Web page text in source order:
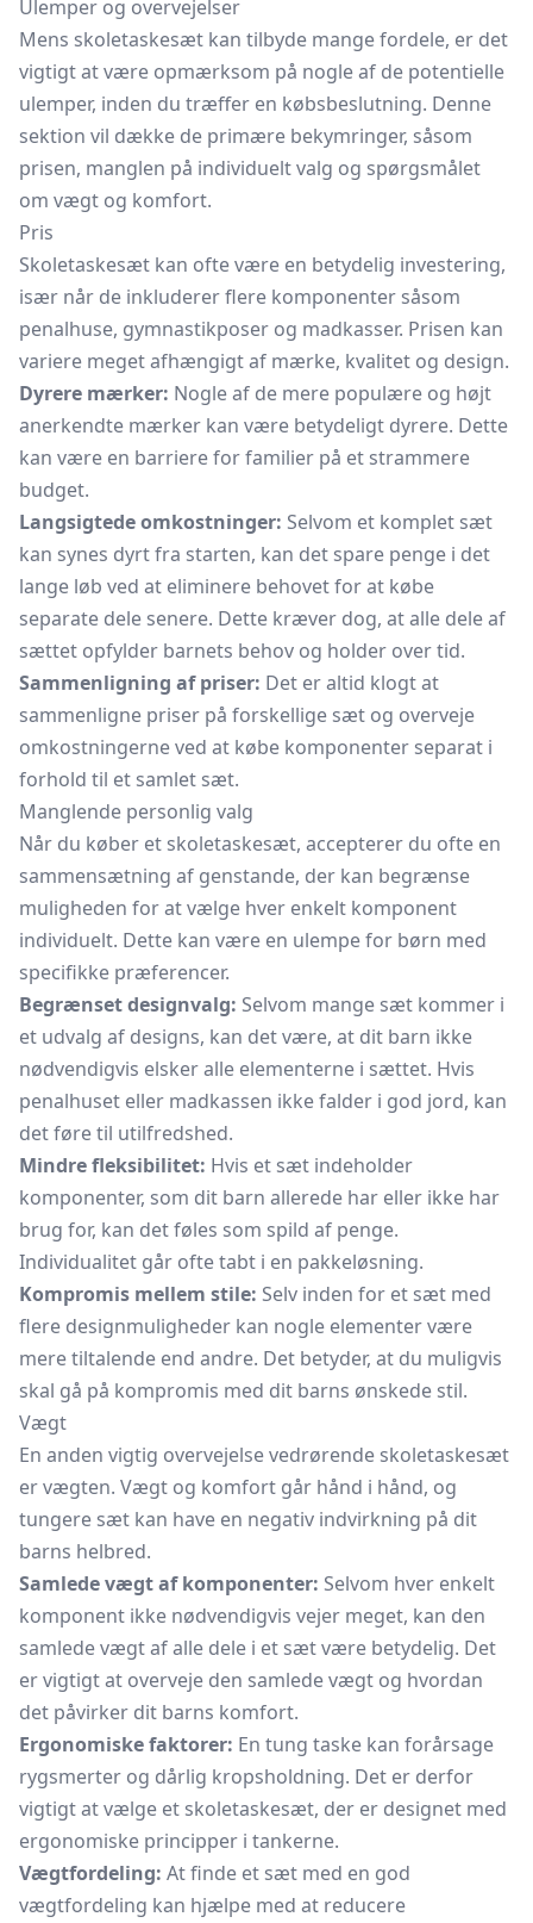
Ulemper og overvejelser
Mens skoletaskesæt kan tilbyde mange fordele, er det
vigtigt at være opmærksom på nogle af de potentielle
ulemper, inden du træffer en købsbeslutning. Denne
sektion vil dække de primære bekymringer, såsom
prisen, manglen på individuelt valg og spørgsmålet
om vægt og komfort.
Pris
Skoletaskesæt kan ofte være en betydelig investering,
især når de inkluderer flere komponenter såsom
penalhuse, gymnastikposer og madkasser. Prisen kan
variere meget afhængigt af mærke, kvalitet og design.
Dyrere mærker: Nogle af de mere populære og højt
anerkendte mærker kan være betydeligt dyrere. Dette
kan være en barriere for familier på et strammere
budget.
Langsigtede omkostninger: Selvom et komplet sæt
kan synes dyrt fra starten, kan det spare penge i det
lange løb ved at eliminere behovet for at købe
separate dele senere. Dette kræver dog, at alle dele af
sættet opfylder barnets behov og holder over tid.
Sammenligning af priser: Det er altid klogt at
sammenligne priser på forskellige sæt og overveje
omkostningerne ved at købe komponenter separat i
forhold til et samlet sæt.
Manglende personlig valg
Når du køber et skoletaskesæt, accepterer du ofte en
sammensætning af genstande, der kan begrænse
muligheden for at vælge hver enkelt komponent
individuelt. Dette kan være en ulempe for børn med
specifikke præferencer.
Begrænset designvalg: Selvom mange sæt kommer i
et udvalg af designs, kan det være, at dit barn ikke
nødvendigvis elsker alle elementerne i sættet. Hvis
penalhuset eller madkassen ikke falder i god jord, kan
det føre til utilfredshed.
Mindre fleksibilitet: Hvis et sæt indeholder
komponenter, som dit barn allerede har eller ikke har
brug for, kan det føles som spild af penge.
Individualitet går ofte tabt i en pakkeløsning.
Kompromis mellem stile: Selv inden for et sæt med
flere designmuligheder kan nogle elementer være
mere tiltalende end andre. Det betyder, at du muligvis
skal gå på kompromis med dit barns ønskede stil.
Vægt
En anden vigtig overvejelse vedrørende skoletaskesæt
er vægten. Vægt og komfort går hånd i hånd, og
tungere sæt kan have en negativ indvirkning på dit
barns helbred.
Samlede vægt af komponenter: Selvom hver enkelt
komponent ikke nødvendigvis vejer meget, kan den
samlede vægt af alle dele i et sæt være betydelig. Det
er vigtigt at overveje den samlede vægt og hvordan
det påvirker dit barns komfort.
Ergonomiske faktorer: En tung taske kan forårsage
rygsmerter og dårlig kropsholdning. Det er derfor
vigtigt at vælge et skoletaskesæt, der er designet med
ergonomiske principper i tankerne.
Vægtfordeling: At finde et sæt med en god
vægtfordeling kan hjælpe med at reducere